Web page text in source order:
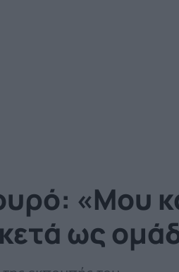
«Mου
ως